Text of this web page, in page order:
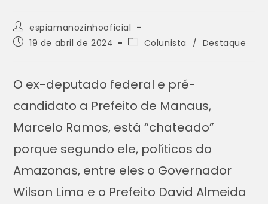
espiamanozinhooficial
19 de abril de 2024
Colunista / Destaque
O ex-deputado federal e pré-
candidato a Prefeito de Manaus,
Marcelo Ramos, está “chateado”
porque segundo ele, políticos do
Amazonas, entre eles o Governador
Wilson Lima e o Prefeito David Almeida